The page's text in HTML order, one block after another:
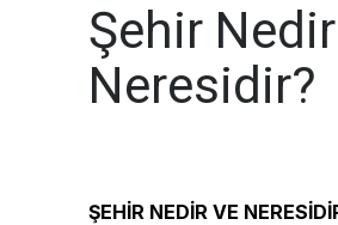
Şehir
Neresidir?
ŞEHİR NEDİR VE